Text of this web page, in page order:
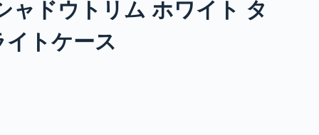
ャドウトリム ホワイト タ
トケース